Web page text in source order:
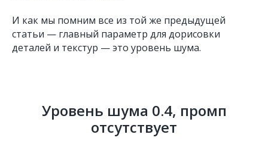
И как мы помним все из той же предыдущей
статьи — главный параметр для дорисовки
деталей и текстур — это уровень шума.
Уровень шума 0.4, промп
отсутствует